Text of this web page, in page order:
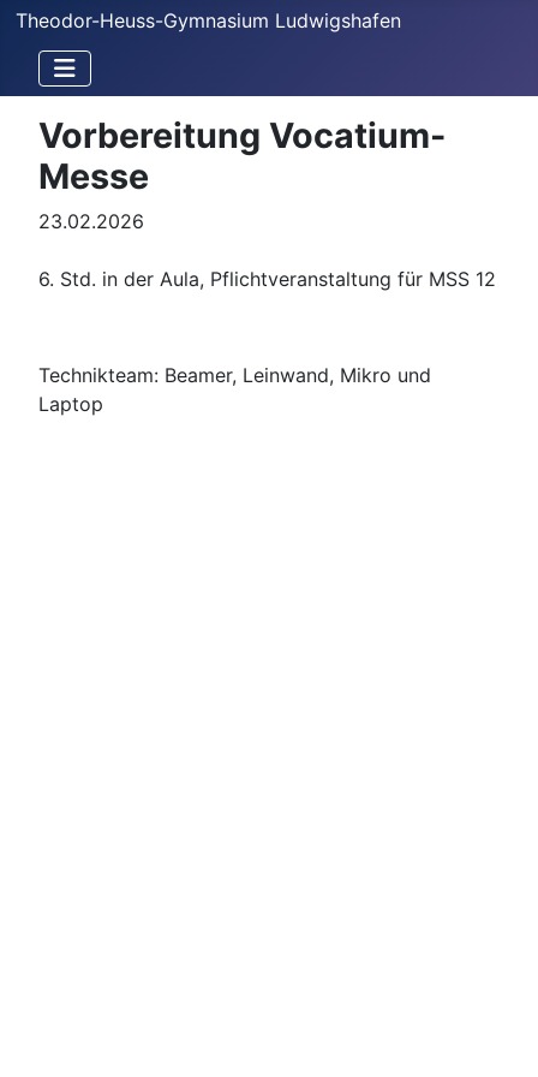
Theodor-Heuss-Gymnasium Ludwigshafen
Vorbereitung Vocatium-
Messe
23.02.2026
6. Std. in der Aula, Pflichtveranstaltung für MSS 12
Technikteam: Beamer, Leinwand, Mikro und
Laptop